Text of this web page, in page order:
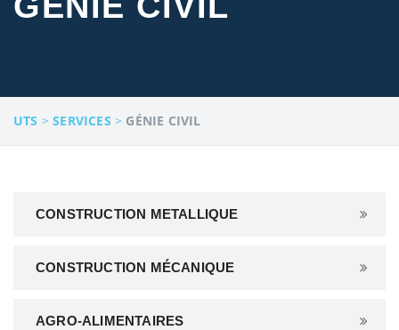
UTS >SERVICES > GÉNIE CIVIL
CONSTRUCTION METALLIQUE
CONSTRUCTION MÉCANIQUE
AGRO-ALIMENTAIRES